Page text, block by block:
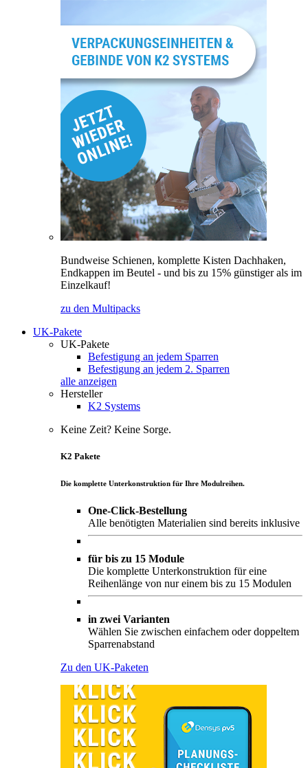
Bundweise Schienen, komplette Kisten Dachhaken,
Endkappen im Beutel - und bis zu 15% günstiger als im
Einzelkauf!
zu den Multipacks
UK-Pakete
UK-Pakete
Befestigung an jedem Sparren
Befestigung an jedem 2. Sparren
alle anzeigen
Hersteller
K2 Systems
Keine Zeit? Keine Sorge.
K2 Pakete
Die komplette Unterkonstruktion für Ihre Modulreihen.
One-Click-Bestellung
Alle benötigten Materialien sind bereits inklusive
für bis zu 15 Module
Die komplette Unterkonstruktion für eine
Reihenlänge von nur einem bis zu 15 Modulen
in zwei Varianten
Wählen Sie zwischen einfachem oder doppeltem
Sparrenabstand
Zu den UK-Paketen